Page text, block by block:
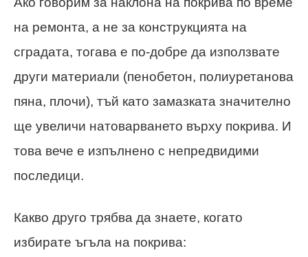
на ремонта, а не за конструкцията на
сградата, тогава е по-добре да използвате
други материали (пенобетон, полиуретанова
пяна, плочи), тъй като замазката значително
ще увеличи натоварването върху покрива. И
това вече е изпълнено с непредвидими
последици.
Какво друго трябва да знаете, когато
избирате ъгъла на покрива: